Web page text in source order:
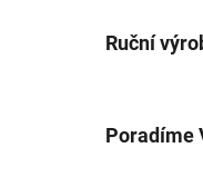
Ruční
Poradíme